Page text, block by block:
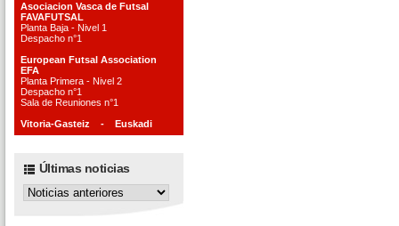
Asociacion Vasca de Futsal
FAVAFUTSAL
Planta Baja - Nivel 1
Despacho n°1
European Futsal Association
EFA
Planta Primera - Nivel 2
Despacho n°1
Sala de Reuniones n°1
Vitoria-Gasteiz - Euskadi
Últimas noticias